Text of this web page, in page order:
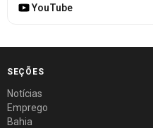
YouTube
SEÇÕES
Notícias
Emprego
Bahia